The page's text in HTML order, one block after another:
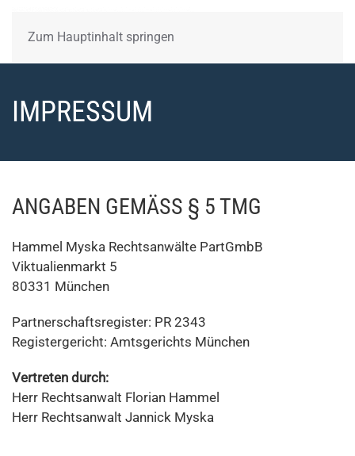
Zum Hauptinhalt springen
IMPRESSUM
ANGABEN GEMÄSS § 5 TMG
Hammel Myska Rechtsanwälte PartGmbB
Viktualienmarkt 5
80331 München
Partnerschaftsregister: PR 2343
Registergericht: Amtsgerichts München
Vertreten durch:
Herr Rechtsanwalt Florian Hammel
Herr Rechtsanwalt Jannick Myska